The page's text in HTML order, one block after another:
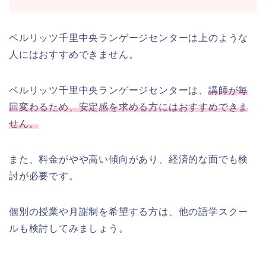
ベルリッツ千里中央ランゲージセンターは上のような
人にはおすすめできません。
ベルリッツ千里中央ランゲージセンターは、 講師が毎
回変わるため、安定感を求める方にはおすすめできま
せん。
また、料金がやや高い傾向があり、経済的な面でも検
討が必要です。
個別の授業や月謝制を希望する方は、他の語学スクー
ルも検討してみましょう。